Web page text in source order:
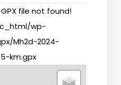
GPX file not found!
wp-
Mh2d-2024-
km.gpx